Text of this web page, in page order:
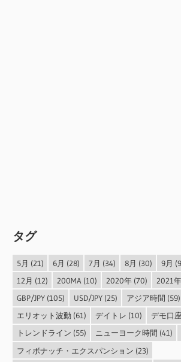
タグ
5月 (21) 6月 (28) 7月 (34) 8月 (30) 9月
12月 (12) 200MA (10) 2020年(70) 2021年
GBP/JPY(105) USD/JPY(25) アジア時間 (59)
エリオット波動 (61) デイトレ (10) デモ口座
トレンドライン (55) ニューヨーク時間 (41)
フィボナッチ・エクスパンション (23)